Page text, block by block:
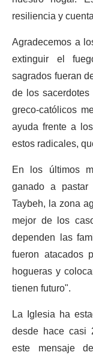
resiliencia y
Agradecemos a
extinguir el
sagrados fueran
de los
greco-católicos
ayuda frente a
estos radicales,
En los últimos
ganado a
Taybeh, la zona
mejor de los
dependen las
fueron atacados
hogueras y
tienen futuro".
La Iglesia ha
desde hace casi
este mensaje